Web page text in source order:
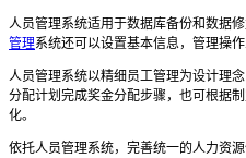
人员管理系统适用于数据库备份和数据
管理系统还可以设置基本信息，管理操
人员管理系统以精细员工管理为设计理
分配计划完成奖金分配步骤，也可根据
化。
依托人员管理系统，完善统一的人力资